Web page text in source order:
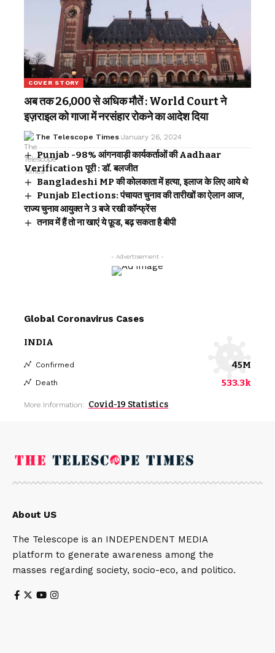
COVER STORY
अब तक 26,000 से अधिक मौतें : World Court ने
इज़राइल को गाजा में नरसंहार रोकने का आदेश दिया
The Telescope Times January 26, 2024
Punjab -98% आंगनवाड़ी कार्यकर्ताओं की Aadhaar
Verification पूरी : डॉ. बलजीत
Bangladeshi MP की कोलकाता में हत्या, इलाज के लिए आये थे
Punjab Elections: पंचायत चुनाव की तारीखों का ऐलान आज,
राज्य चुनाव आयुक्त ने 3 बजे रखी कॉन्फ्रेंस
तनाव में हैं तो ना खाएं ये फ़ूड, बढ़ सकता है बीपी
- Advertisement -
Global Coronavirus Cases
INDIA
Confirmed 45M
Death 533.3k
More Information: Covid-19 Statistics
About US
The Telescope is an INDEPENDENT MEDIA
platform to generate awareness among the
masses regarding society, socio-eco, and politico.